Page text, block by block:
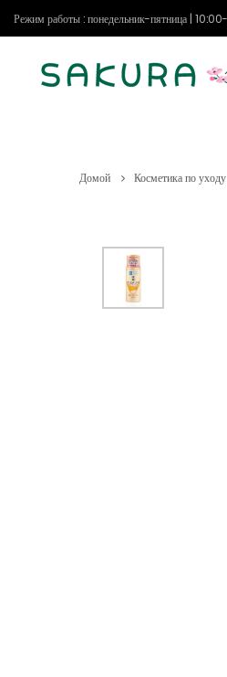
Режим работы : понедельник-пятница |
Домой Косметика по